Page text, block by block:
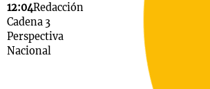
12:04Redacción
Cadena 3
Perspectiva
Nacional